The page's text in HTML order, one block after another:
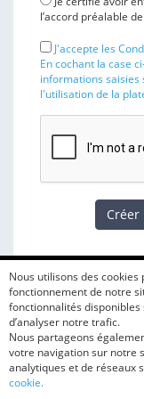
l’accord préalable
J'accepte les
En cochant la case
informations saisies
l'utilisation de la
Créer
Nous utilisons des
fonctionnement de notre
fonctionnalités
d’analyser notre trafic.
Nous partageons
votre navigation sur notre
analytiques et de réseaux
cookie.